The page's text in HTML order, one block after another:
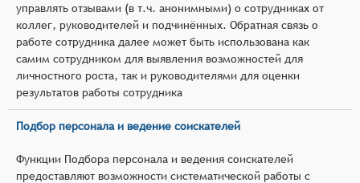
управлять отзывами (в т.ч. анонимными) о сотрудниках от
коллег, руководителей и подчинённых. Обратная связь о
работе сотрудника далее может быть использована как
самим сотрудником для выявления возможностей для
личностного роста, так и руководителями для оценки
результатов работы сотрудника
Подбор персонала и ведение соискателей
Функции Подбора персонала и ведения соискателей
предоставляют возможности систематической работы с